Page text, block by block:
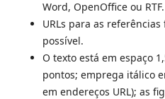
Word, OpenOffice ou RTF.
URLs para as
possível.
O texto está em espaço
pontos; emprega itálico
em endereços URL); as